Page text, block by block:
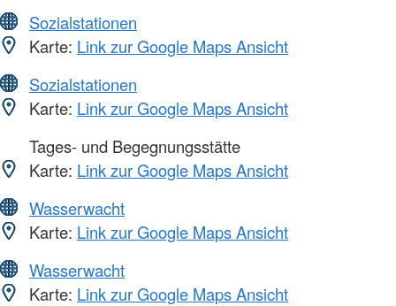
Sozialstationen
Karte: Link zur Google Maps Ansicht
Sozialstationen
Karte: Link zur Google Maps Ansicht
Tages- und Begegnungsstätte
Karte: Link zur Google Maps Ansicht
Wasserwacht
Karte: Link zur Google Maps Ansicht
Wasserwacht
Karte: Link zur Google Maps Ansicht